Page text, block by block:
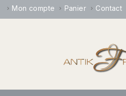
Mon compte Panier Contact